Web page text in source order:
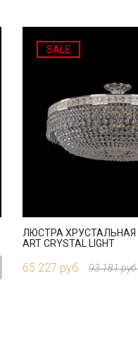
SALE
ЛЮСТРА ХРУСТАЛЬНАЯ
ART CRYSTAL LIGHT
65 227 руб. 93 181 руб.